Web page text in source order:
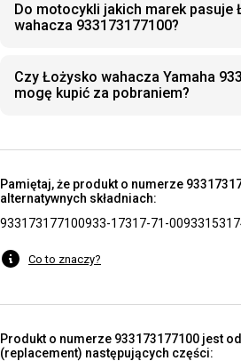
Do motocykli jakich marek pasuje
wahacza 933173177100?
Czy Łożysko wahacza Yamaha
mogę kupić za pobraniem?
Pamiętaj, że produkt o numerze
alternatywnych składniach:
933173177100933-17317-71-00
Co to znaczy?
Produkt o numerze 933173177100 jest
(replacement) następujących części: